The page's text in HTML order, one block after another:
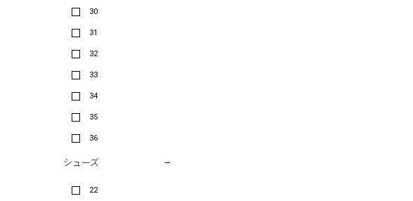
30
31
32
33
34
35
36
シューズ
22